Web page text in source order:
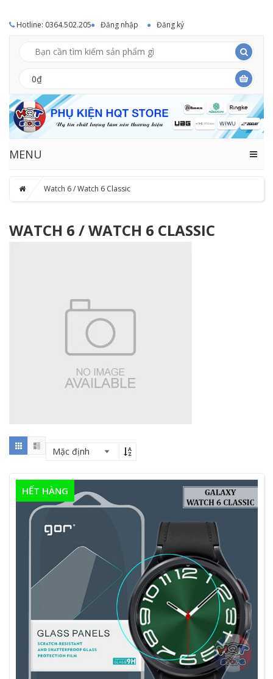
Hotline: 0364.502.205 Đăng nhập Đăng ký
0₫
MENU
Watch 6 / Watch 6 Classic
WATCH 6 / WATCH 6 CLASSIC
HẾT HÀNG